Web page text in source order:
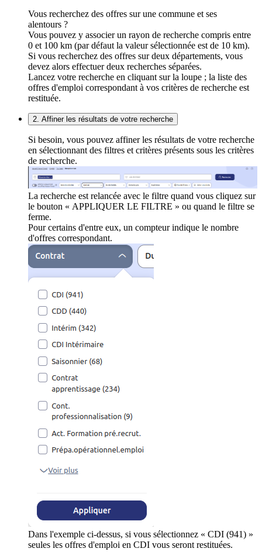
Vous recherchez des offres sur une commune et ses
alentours ?
Vous pouvez y associer un rayon de recherche compris entre
0 et 100 km (par défaut la valeur sélectionnée est de 10 km).
Si vous recherchez des offres sur deux départements, vous
devez alors effectuer deux recherches séparées.
Lancez votre recherche en cliquant sur la loupe ; la liste des
offres d'emploi correspondant à vos critères de recherche est
restituée.
2. Affiner les résultats de votre recherche
Si besoin, vous pouvez affiner les résultats de votre recherche
en sélectionnant des filtres et critères présents sous les critères
de recherche.
La recherche est relancée avec le filtre quand vous cliquez sur
le bouton « APPLIQUER LE FILTRE » ou quand le filtre se
ferme.
Pour certains d'entre eux, un compteur indique le nombre
d'offres correspondant.
Dans l'exemple ci-dessus, si vous sélectionnez « CDI (941) »
seules les offres d'emploi en CDI vous seront restituées.